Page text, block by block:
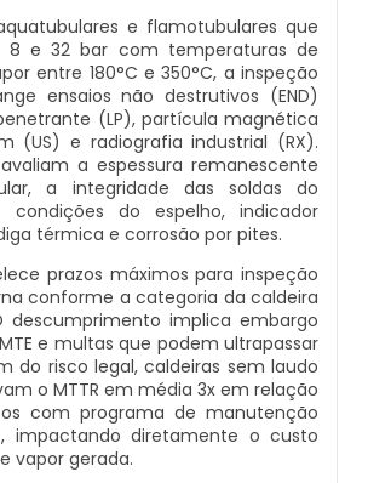
A Lenha
Preço
Fabricação E Montagem
Montagem Industrial
Integridade De Caldeiras
Integridade Em Caldeiras
Segurança Caldeira
Segurança De Caldeiras
Segurança Em Caldeiras
Segurança Em Caldeiras E
De Caldeiras A Gásoleo
De Caldeiras A Lenha
De Caldeiras A Vapor
Caldeiras E Aquecedores
Caldeiras Em Sp
De Caldeiras Industriais
Em Caldeiras De Alta Pressão
Caldeiras
A Venda
Eletrica
De Vapor A Lenha
A Vapor
A Venda
A Lenha
De Caldeiras Usadas
A Gás Preço
A Gás Roca
A Gás
A Gás
Caldeira A Gás
A Gás
Manutenção De Caldeira A Gás
Caldeira A Gás
e flamotubulares que
8 e 32 bar com temperaturas de
entre 180°C e 350°C, a inspeção
ensaios não destrutivos (END)
(LP), partícula magnética
(US) e radiografia industrial (RX).
avaliam a espessura remanescente
a integridade das soldas do
do espelho, indicador
térmica e corrosão por pites.
prazos máximos para inspeção
conforme a categoria da caldeira
descumprimento implica embargo
e multas que podem ultrapassar
do risco legal, caldeiras sem laudo
o MTTR em média 3x em relação
com programa de manutenção
impactando diretamente o custo
vapor gerada.